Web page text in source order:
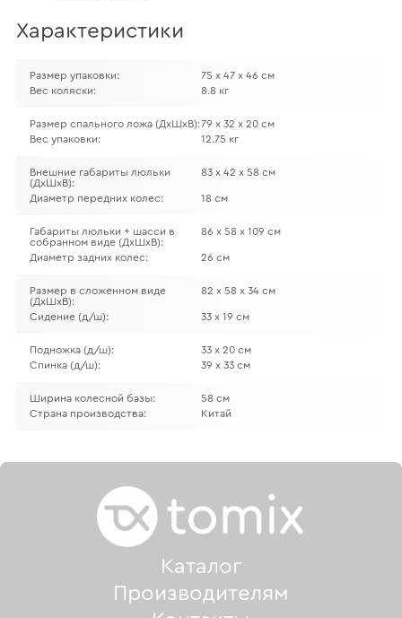
Характеристики
Размер упаковки:
75 х 47 х 46 см
Вес коляски:
8.8 кг
Размер спального ложа (ДхШхВ):79 х 32 х 20 см
Вес упаковки:
12.75 кг
Внешние габариты люльки
(ДхШхВ):
83 х 42 х 58 см
Диаметр передних колес: 18 см
Габариты люльки + шасси в
собранном виде (ДхШхВ):
86 х 58 х 109 см
Диаметр задних колес: 26 см
Размер в сложенном виде
(ДхШхВ):
82 х 58 х 34 см
Сидение (д/ш): 33 х 19 см
Подножка (д/ш):
33 х 20 см
Спинка (д/ш):
39 х 33 см
Ширина колесной базы:
58 см
Страна производства:
Китай
Каталог
Производителям